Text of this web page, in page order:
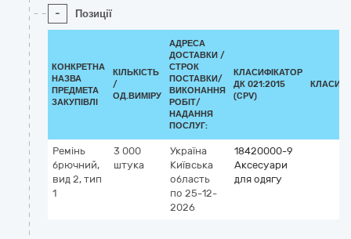
- Позиції
КОНКРЕТНА
НАЗВА
ПРЕДМЕТА
ЗАКУПІВЛІ
КІЛЬКІСТЬ
/
ОД.ВИМІРУ
АДРЕСА
ДОСТАВКИ /
СТРОК
ПОСТАВКИ/
ВИКОНАННЯ
РОБІТ/
НАДАННЯ
ПОСЛУГ:
КЛАСИФІКАТОР
ДК 021:2015
(CPV)
Ремінь
брючний,
вид 2, тип
1
3 000
штука
Україна
Київська
область
по 25-12-
2026
18420000-9
Аксесуари
для одягу